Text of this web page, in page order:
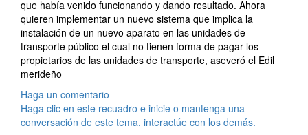
que había venido funcionando y dando resultado. Ahora
quieren implementar un nuevo sistema que implica la
instalación de un nuevo aparato en las unidades de
transporte público el cual no tienen forma de pagar los
propietarios de las unidades de transporte, aseveró el Edil
merideño
Haga un comentario
Haga clic en este recuadro e inicie o mantenga una
conversación de este tema, interactúe con los demás.